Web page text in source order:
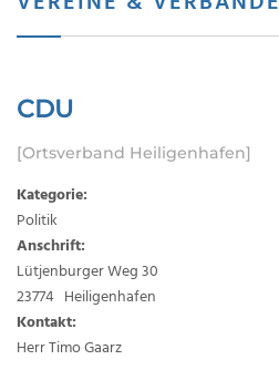
CDU
[Ortsverband Heiligenhafen]
Kategorie:
Politik
Anschrift:
Lütjenburger Weg 30
23774 Heiligenhafen
Kontakt:
Herr Timo Gaarz